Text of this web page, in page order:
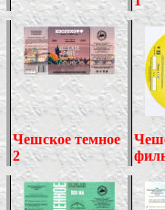
Чешское темное
2